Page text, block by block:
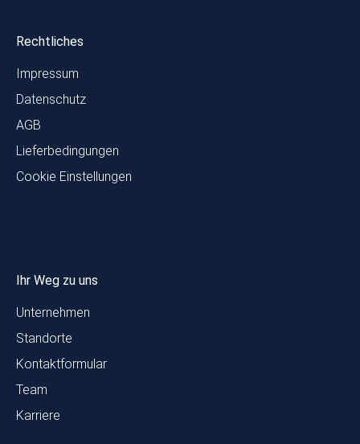
Rechtliches
Impressum
Datenschutz
AGB
Lieferbedingungen
Cookie Einstellungen
Ihr Weg zu uns
Unternehmen
Standorte
Kontaktformular
Team
Karriere